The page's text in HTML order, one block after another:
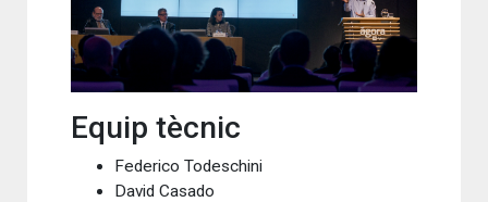
Equip tècnic
Federico Todeschini
David Casado